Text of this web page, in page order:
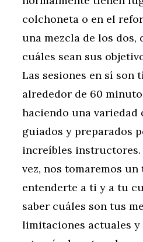
colchoneta o en el
una mezcla de los dos,
cuáles sean sus
Las sesiones en sí son
alrededor de 60
haciendo una variedad
guiados y preparados
increíbles
vez, nos tomaremos
entenderte a ti y a tu
saber cuáles son tus
limitaciones actuales y